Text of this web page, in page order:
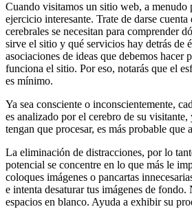
Cuando visitamos un sitio web, a menudo
ejercicio interesante. Trate de darse cuenta
cerebrales se necesitan para comprender
sirve el sitio y qué servicios hay detrás de
asociaciones de ideas que debemos hacer
funciona el sitio. Por eso, notarás que el
es mínimo.
Ya sea consciente o inconscientemente,
es analizado por el cerebro de su
tengan que procesar, es más probable que
La eliminación de distracciones, por lo
potencial se concentre en lo que más le
coloques imágenes o pancartas
e intenta desaturar tus imágenes de
espacios en blanco. Ayuda a exhibir su